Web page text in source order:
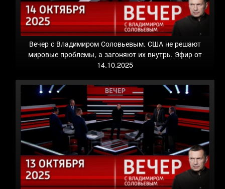
Вечер с Владимиром Соловьевым. США не решают
мировые проблемы, а загоняют их внутрь. Эфир от
14.10.2025